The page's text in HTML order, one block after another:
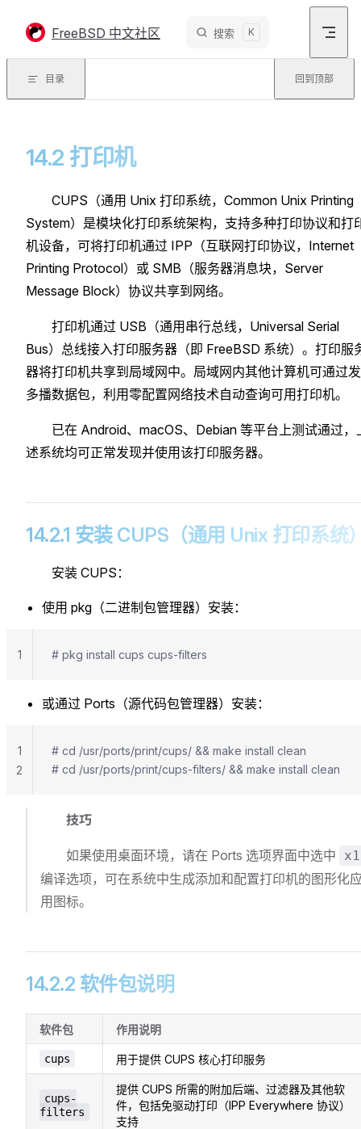
FreeBSD 中文社区 搜索 K
目录 回到顶部
14.2 打印机
CUPS（通用 Unix 打印系统，Common Unix Printing
System）是模块化打印系统架构，支持多种打印协议和打
机设备，可将打印机通过 IPP（互联网打印协议，Internet
Printing Protocol）或 SMB（服务器消息块，Server
Message Block）协议共享到网络。
打印机通过 USB（通用串行总线，Universal Serial
Bus）总线接入打印服务器（即 FreeBSD 系统）。打印服
器将打印机共享到局域网中。局域网内其他计算机可通过
多播数据包，利用零配置网络技术自动查询可用打印机。
已在 Android、macOS、Debian 等平台上测试通过，
述系统均可正常发现并使用该打印服务器。
14.2.1 安装 CUPS（通用 Unix 打印系统
安装 CUPS：
使用 pkg（二进制包管理器）安装：
# pkg install cups cups-filters
1
或通过 Ports（源代码包管理器）安装：
# cd /usr/ports/print/cups/ && make install clean
# cd /usr/ports/print/cups-filters/ && make install clean
1
2
技巧
如果使用桌面环境，请在 Ports 选项界面中选中
编译选项，可在系统中生成添加和配置打印机的图形化
用图标。
14.2.2 软件包说明
软件包 作用说明
cups 用于提供 CUPS 核心打印服务
cups-
filters
提供 CUPS 所需的附加后端、过滤器及其他软
件，包括免驱动打印（IPP Everywhere 协议）
支持